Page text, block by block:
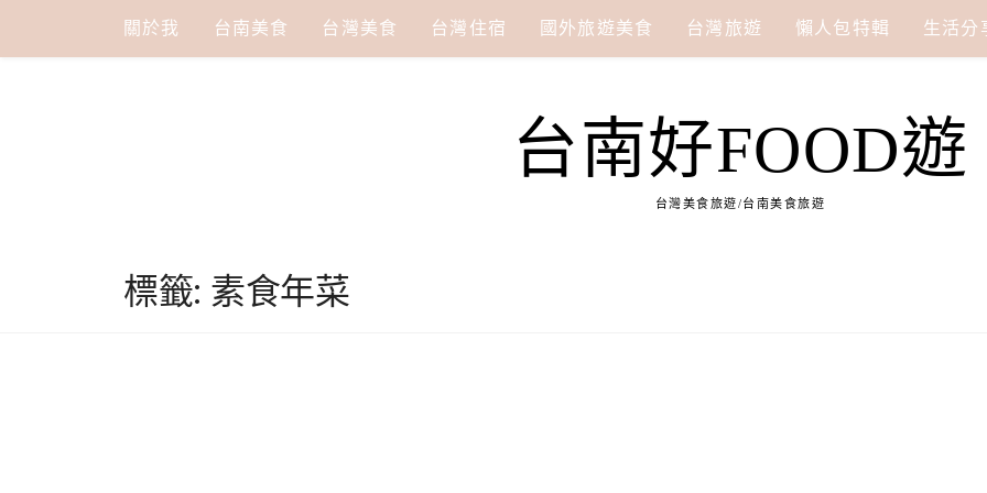
關於我 台南美食 台灣美食 台灣住宿 國外旅遊美食 台灣旅遊 懶人包特輯 生活分
台南好FOOD遊
台灣美食旅遊/台南美食旅遊
標籤: 素食年菜